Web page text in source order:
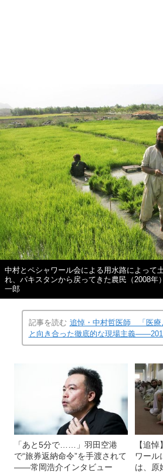
中村とペシャワール会による用水路によって
れ、パキスタンから戻ってきた農民（2008
一郎
記事を読む 追悼・中村哲医師 「医療
と向き合った徹底的な現場主義
「あと5分で……」羽田空港
で“旅券返納命令”を手渡されて
――常岡浩介インタビュー
【追
ワール
は、原